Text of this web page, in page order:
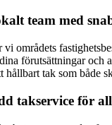
team med
vi områdets
förutsättningar och
hållbart tak som
takservice för